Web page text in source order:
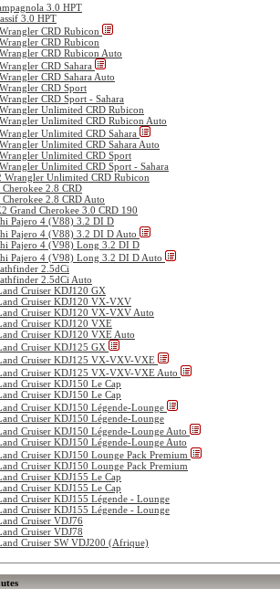
3.0 HPT
3.0 HPT
CRD Rubicon
CRD Rubicon
CRD Rubicon Auto
CRD Sahara
CRD Sahara Auto
CRD Sport
CRD Sport - Sahara
Unlimited CRD Rubicon
Unlimited CRD Rubicon Auto
Unlimited CRD Sahara
Unlimited CRD Sahara Auto
Unlimited CRD Sport
Unlimited CRD Sport - Sahara
Wrangler Unlimited CRD Rubicon
Cherokee 2.8 CRD
Cherokee 2.8 CRD Auto
Grand Cherokee 3.0 CRD 190
Pajero 4 (V88) 3.2 DI D
Pajero 4 (V88) 3.2 DI D Auto
Pajero 4 (V98) Long 3.2 DI D
Pajero 4 (V98) Long 3.2 DI D Auto
2.5dCi
2.5dCi Auto
Cruiser KDJ120 GX
Cruiser KDJ120 VX-VXV
Cruiser KDJ120 VX-VXV Auto
Cruiser KDJ120 VXE
Cruiser KDJ120 VXE Auto
Cruiser KDJ125 GX
Cruiser KDJ125 VX-VXV-VXE
Cruiser KDJ125 VX-VXV-VXE Auto
Cruiser KDJ150 Le Cap
Cruiser KDJ150 Le Cap
Cruiser KDJ150 Légende-Lounge
Cruiser KDJ150 Légende-Lounge
Cruiser KDJ150 Légende-Lounge Auto
Cruiser KDJ150 Légende-Lounge Auto
Cruiser KDJ150 Lounge Pack Premium
Cruiser KDJ150 Lounge Pack Premium
Cruiser KDJ155 Le Cap
Cruiser KDJ155 Le Cap
Cruiser KDJ155 Légende - Lounge
Cruiser KDJ155 Légende - Lounge
Cruiser VDJ76
Cruiser VDJ78
Cruiser SW VDJ200 (Afrique)